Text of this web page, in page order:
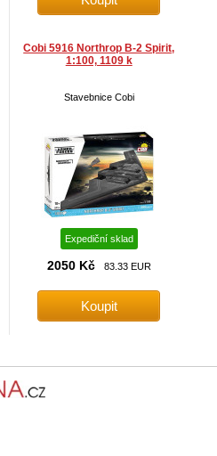
Cobi 5916 Northrop B-2 Spirit,
1:100, 1109 k
Stavebnice Cobi
Expediční sklad
2050 Kč 83.33 EUR